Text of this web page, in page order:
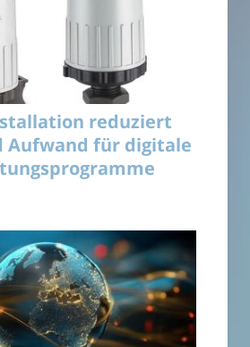
reduziert
Aufwand für digitale